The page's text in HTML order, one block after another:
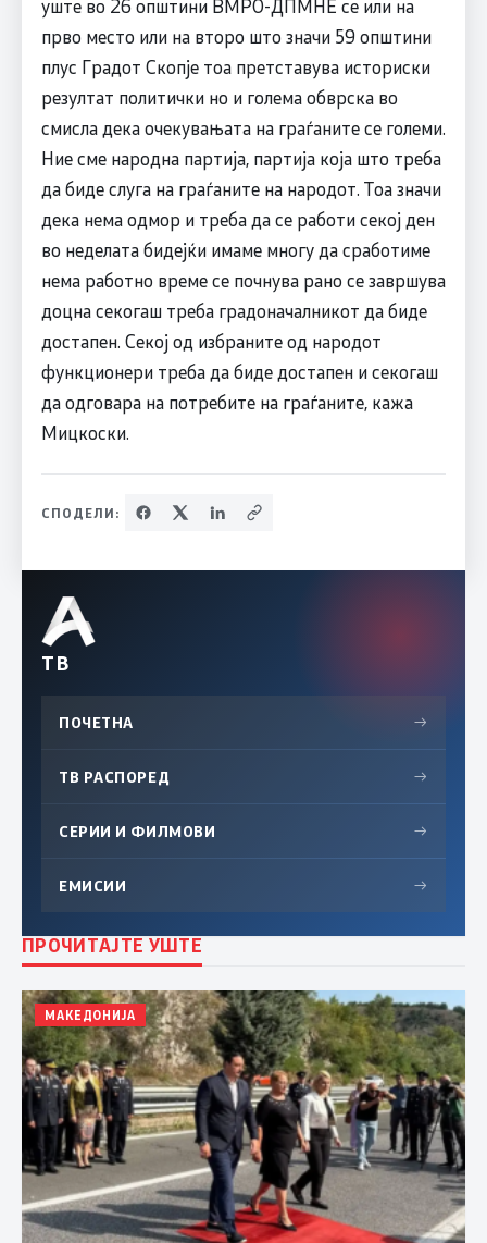
уште во 26 општини ВМРО-ДПМНЕ се или на
прво место или на второ што значи 59 општини
плус Градот Скопје тоа претставува историски
резултат политички но и голема обврска во
смисла дека очекувањата на граѓаните се големи.
Ние сме народна партија, партија која што треба
да биде слуга на граѓаните на народот. Тоа значи
дека нема одмор и треба да се работи секој ден
во неделата бидејќи имаме многу да сработиме
нема работно време се почнува рано се завршува
доцна секогаш треба градоначалникот да биде
достапен. Секој од избраните од народот
функционери треба да биде достапен и секогаш
да одговара на потребите на граѓаните, кажа
Мицкоски.
СПОДЕЛИ:
ТВ
ПОЧЕТНА →
ТВ РАСПОРЕД →
СЕРИИ И ФИЛМОВИ →
ЕМИСИИ →
ПРОЧИТАЈТЕ УШТЕ
МАКЕДОНИЈА